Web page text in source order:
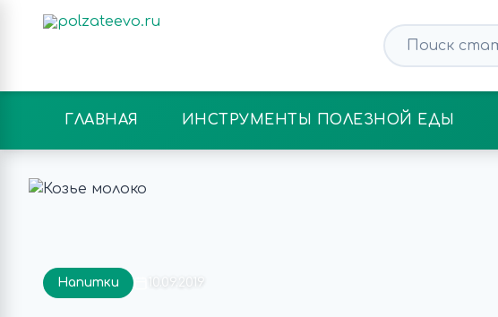
ГЛАВНАЯ ИНСТРУМЕНТЫ ПОЛЕЗНОЙ ЕДЫ
Напитки 10.09.2019